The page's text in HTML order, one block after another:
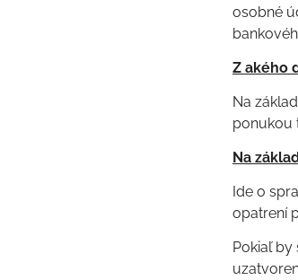
osobné
Z akého
Na
ponukou
Na
Ide o
opatrení
Pokiaľ